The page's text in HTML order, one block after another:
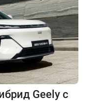
Geely с